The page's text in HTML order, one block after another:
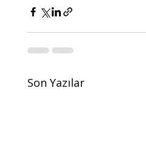
Son Yazılar